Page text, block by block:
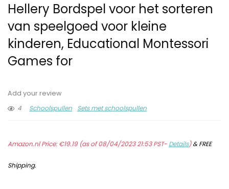
Hellery Bordspel voor het sorteren
van speelgoed voor kleine
kinderen, Educational Montessori
Games for
Add your review
4
Schoolspullen Sets met schoolspullen
Amazon.nl Price:€19.19(as of 08/04/2023 21:53 PST- Details)&FREE
Shipping.